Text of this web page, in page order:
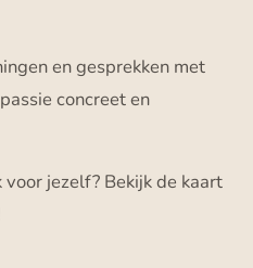
en gesprekken met
concreet en
jezelf? Bekijk de kaart